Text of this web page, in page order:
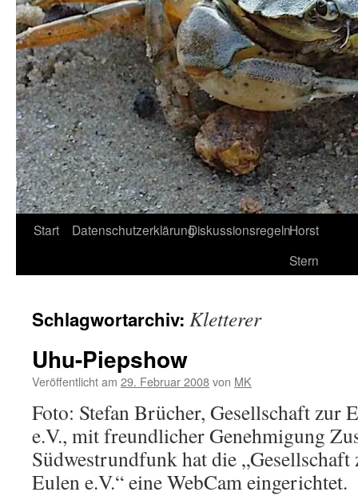
Start DatenschutzerklärungDiskussionsregelnHorst
Stern
Schlagwortarchiv: Kletterer
Uhu-Piepshow
Veröffentlicht am 29. Februar 2008von MK
Foto: Stefan Brücher, Gesellschaft zur
e.V., mit freundlicher Genehmigung
Südwestrundfunk hat die
Eulen e.V.“ eine WebCam eingerichtet.